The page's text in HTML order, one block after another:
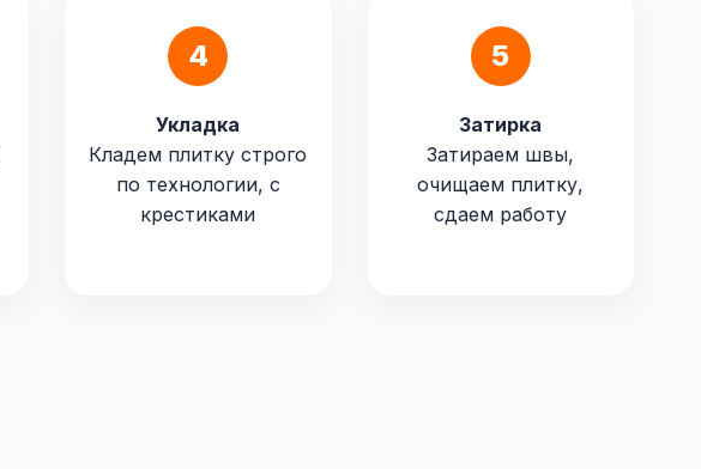
4
Укладка
Кладем плитку строго
по технологии, с
крестиками
5
Затирка
Затираем швы,
очищаем плитку,
сдаем работу